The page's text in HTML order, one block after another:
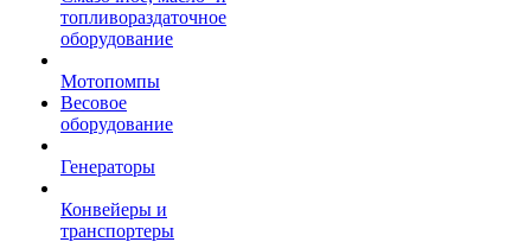
топливораздаточное
оборудование
Мотопомпы
Весовое
оборудование
Генераторы
Конвейеры и
транспортеры